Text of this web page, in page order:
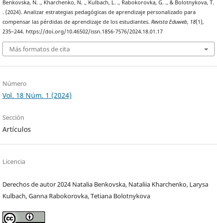
Benkovska, N. ., Kharchenko, N. ., Kulbach, L. ., Rabokorovka, G. ., & Bolotnykova, T.
. (2024). Analizar estrategias pedagógicas de aprendizaje personalizado para
compensar las pérdidas de aprendizaje de los estudiantes.Revista Eduweb, 18(1),
235–244. https://doi.org/10.46502/issn.1856-7576/2024.18.01.17
Más formatos de cita
Número
Vol. 18 Núm. 1 (2024)
Sección
Artículos
Licencia
Derechos de autor 2024 Natalia Benkovska, Nataliia Kharchenko, Larysa
Kulbach, Ganna Rabokorovka, Tetiana Bolotnykova